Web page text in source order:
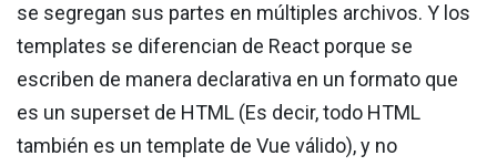
se segregan sus partes en múltiples archivos. Y los
templates se diferencian de React porque se
escriben de manera declarativa en un formato que
es un superset de HTML (Es decir, todo HTML
también es un template de Vue válido), y no